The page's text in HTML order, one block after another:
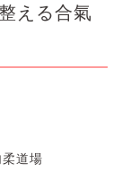
える合氣
道場